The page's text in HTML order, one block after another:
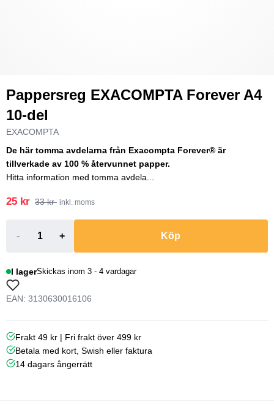
Pappersreg EXACOMPTA Forever A4
10-del
EXACOMPTA
De här tomma avdelarna från Exacompta Forever® är
tillverkade av 100 % återvunnet papper.
Hitta information med tomma avdela...
25 kr 33 kr inkl. moms
- + Köp
I lagerSkickas inom 3 - 4 vardagar
EAN: 3130630016106
Frakt 49 kr | Fri frakt över 499 kr
Betala med kort, Swish eller faktura
14 dagars ångerrätt